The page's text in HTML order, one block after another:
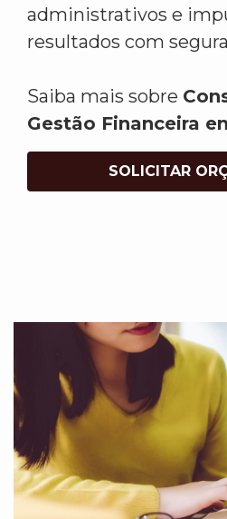
administrativos e
resultados com
Saiba mais sobre
Gestão Financeira
SOLICITAR